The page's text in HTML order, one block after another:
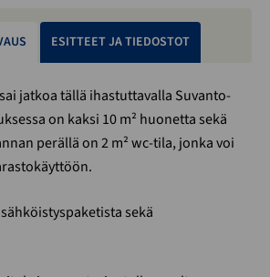
ESITTEET JA TIEDOSTOT
jatkoa tällä ihastuttavalla Suvanto-
on kaksi 10 m² huonetta sekä
perällä on 2 m² wc-tila, jonka voi
sekä